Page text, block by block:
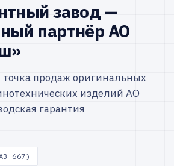
завод —
партнёр АО
точка продаж оригинальных
изделий АО
гарантия
667)